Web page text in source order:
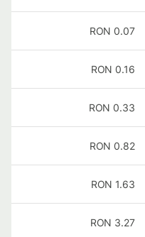
0.07
RON
0.16
RON
0.33
RON
0.82
RON
1.63
RON
3.27
RON